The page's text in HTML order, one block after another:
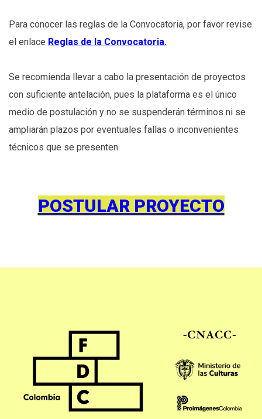
Para conocer las reglas de la Convocatoria, por favor revise
el enlace Reglas de la Convocatoria.
Se recomienda llevar a cabo la presentación de proyectos
con suficiente antelación, pues la plataforma es el único
medio de postulación y no se suspenderán términos ni se
ampliarán plazos por eventuales fallas o inconvenientes
técnicos que se presenten.
POSTULAR PROYECTO